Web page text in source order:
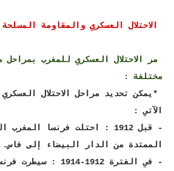
الاحتلال العسكري والمقاومة
مر الاحتلال العسكري للمغرب
مختلفة :
*يمكن تحديد مراحل الاحتلال
الآتي :
- قبل 1912 : احتلت فرنسا
الممتدة من الدار البيضاء إلى فاس.
- في الفترة 1912-